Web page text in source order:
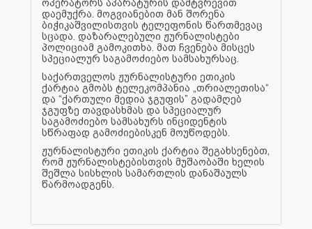
ოპერატორს აპარატურის დამტვრევით
დაემუქრა. მოგვიანებით მან შორენა
ბიჭიკაშვილისთვის ტელეფონის წართმევაც
სცადა. დაზარალებული ჟურნალისტები
პოლიციამ გამოკითხა. მათ ჩვენება მისცეს
სპეციალურ საგამოძიებო სამსახურსაც.
საქართველოს ჟურნალისტური ეთიკის
ქარტია გმობს ტელეკომპანია „თრიალეთისა“
და “ქართული მედია ჯგუფის” გადამღებ
ჯგუფზე თავდასხმას და სპეციალურ
საგამოძიებო სამსახურს ინციდენტის
სწრაფად გამოძიებისკენ მოუწოდებს.
ჟურნალისტური ეთიკის ქარტია შეგახსენებთ,
რომ ჟურნალისტებისთვის მუშაობაში ხელის
შეშლა სისხლის სამართლის დანაშაულს
წარმოადგენს.